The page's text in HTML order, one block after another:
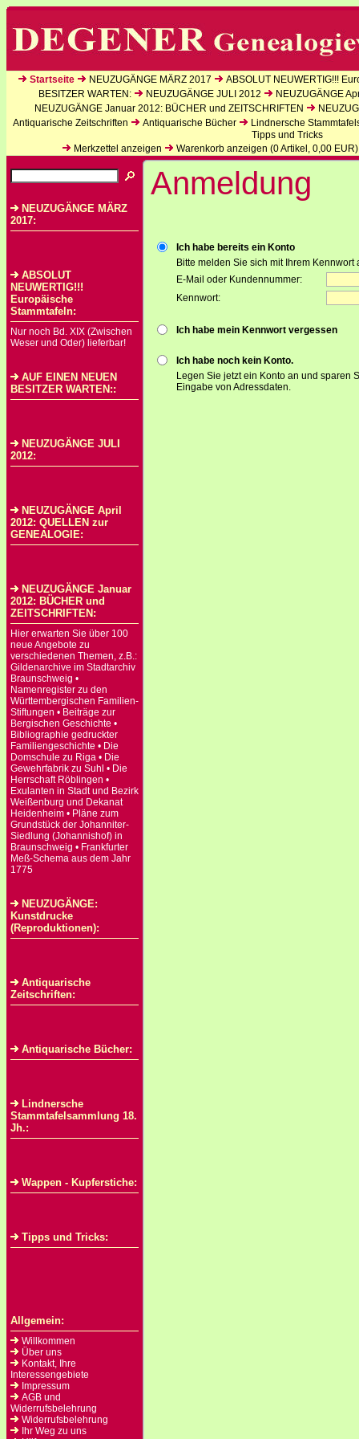
Startseite NEUZUGÄNGE MÄRZ 2017
ABSOLUT NEUWERTIG!!!
BESITZER WARTEN:
NEUZUGÄNGE JULI 2012
NEUZUGÄNGE
NEUZUGÄNGE Januar 2012: BÜCHER und ZEITSCHRIFTEN
Antiquarische Zeitschriften
Antiquarische Bücher
Lindnersche
Tipps und Tricks
Merkzettel anzeigen
Warenkorb anzeigen (0Artikel, 0,00 EUR)
NEUZUGÄNGE MÄRZ
2017:
ABSOLUT
NEUWERTIG!!!
Europäische
Stammtafeln:
Nur noch Bd. XIX (Zwischen
Weser und Oder) lieferbar!
AUF EINEN NEUEN
BESITZER WARTEN::
NEUZUGÄNGE JULI
2012:
NEUZUGÄNGE April
2012: QUELLEN zur
GENEALOGIE:
NEUZUGÄNGE Januar
2012: BÜCHER und
ZEITSCHRIFTEN:
Hier erwarten Sie über 100
neue Angebote zu
verschiedenen Themen, z.B.:
Gildenarchive im Stadtarchiv
Braunschweig •
Namenregister zu den
Württembergischen Familien-
Stiftungen • Beiträge zur
Bergischen Geschichte •
Bibliographie gedruckter
Familiengeschichte • Die
Domschule zu Riga • Die
Gewehrfabrik zu Suhl • Die
Herrschaft Röblingen •
Exulanten in Stadt und Bezirk
Weißenburg und Dekanat
Heidenheim • Pläne zum
Grundstück der Johanniter-
Siedlung (Johannishof) in
Braunschweig • Frankfurter
Meß-Schema aus dem Jahr
1775
NEUZUGÄNGE:
Kunstdrucke
(Reproduktionen):
Antiquarische
Zeitschriften:
Antiquarische Bücher:
Lindnersche
Stammtafelsammlung 18.
Jh.:
Wappen - Kupferstiche:
Tipps und Tricks:
Allgemein:
Willkommen
Über uns
Kontakt, Ihre
Interessengebiete
Impressum
AGB und
Widerrufsbelehrung
Widerrufsbelehrung
Ihr Weg zu uns
Anmeldung
Ich habe bereits ein Konto
Bitte melden Sie sich mit Ihrem Kennwort
E-Mail oder Kundennummer:
Kennwort:
Ich habe mein Kennwort vergessen
Ich habe noch kein Konto.
Legen Sie jetzt ein Konto an und sparen
Eingabe von Adressdaten.